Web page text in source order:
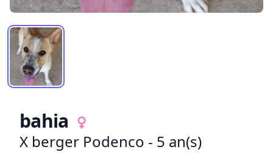
BAHIA
bahia
X berger Podenco - chiens
Informations sur l'animal
X berger Podenco - 5 an(s)